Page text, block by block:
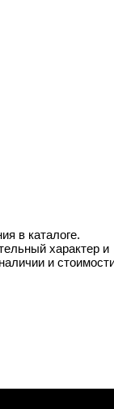
в каталоге.
характер и
и